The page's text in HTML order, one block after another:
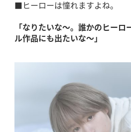
■ヒーローは憧れますよね。
「なりたいな～。誰かのヒー
ル作品にも出たいな～」